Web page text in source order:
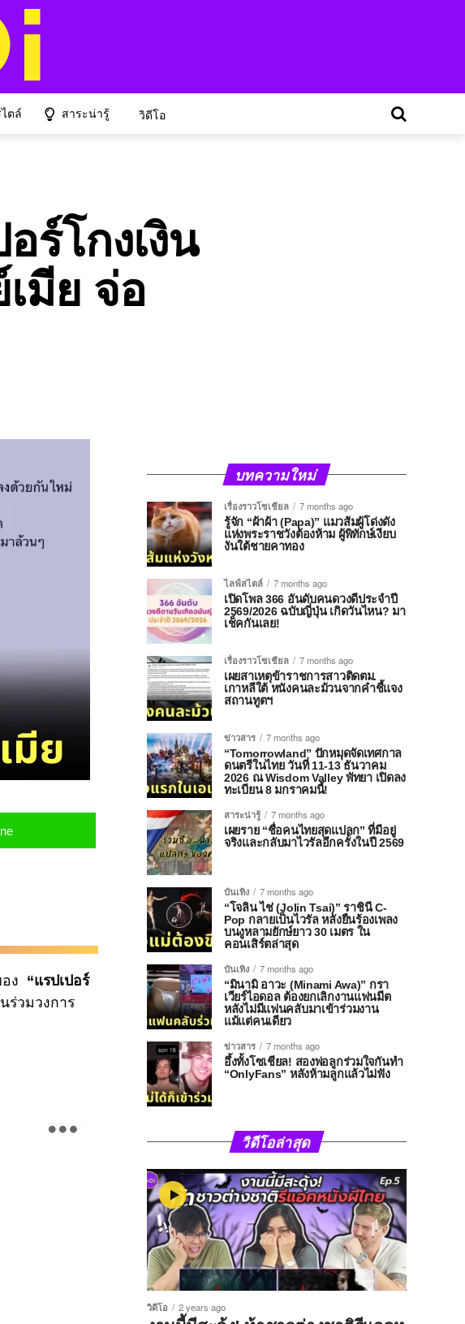
ตล์ สาระน่ารู้ วิดีโอ
ร์โกงเงิน
มีย จ่อ
ง “แรปเปอร์
ร่วมวงการ
บทความใหม่
เรื่องราวโซเชียล
7 months ago
รู้จัก “ผ้าผ้า (Papa)” แมวส้มผู้โด่งดัง
แห่งพระราชวังต้องห้าม ผู้พิทักษ์เงียบ
งันใต้ชายคาทอง
ไลฟ์สไตล์
7 months ago
เปิดโพล 366 อันดับคนดวงดีประจำปี
2569/2026 ฉบับญี่ปุ่น เกิดวันไหน? มา
เช็คกันเลย!
เรื่องราวโซเชียล
7 months ago
เผยสาเหตุข้าราชการสาวติดตม.
เกาหลีใต้ หนังคนละม้วนจากคำชี้แจง
สถานทูตฯ
ข่าวสาร
7 months ago
“Tomorrowland” ปักหมุดจัดเทศกาล
ดนตรีในไทย วันที่ 11-13 ธันวาคม
2026 ณ Wisdom Valley พัทยา เปิดลง
ทะเบียน 8 มกราคมนี้!
สาระน่ารู้
7 months ago
เผยราย “ชื่อคนไทยสุดแปลก” ที่มีอยู่
จริงและกลับมาไวรัลอีกครั้งในปี 2569
บันเทิง
7 months ago
“โจลิน ไช่ (Jolin Tsai)” ราชินี C-
Pop กลายเป็นไวรัล หลังยืนร้องเพลง
บนงูหลามยักษ์ยาว 30 เมตร ใน
คอนเสิร์ตล่าสุด
บันเทิง
7 months ago
“มินามิ อาวะ (Minami Awa)” กรา
เวียร์ไอดอล ต้องยกเลิกงานแฟนมีต
หลังไม่มีแฟนคลับมาเข้าร่วมงาน
แม้แต่คนเดียว
ข่าวสาร
7 months ago
อึ้งทั้งโซเชียล! สองพ่อลูกร่วมใจกันทำ
“OnlyFans” หลังห้ามลูกแล้วไม่ฟัง
วิดีโอล่าสุด
วิดีโอ 2 years ago